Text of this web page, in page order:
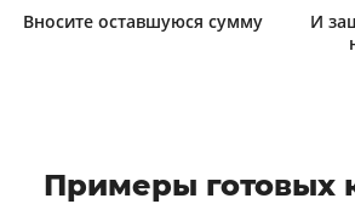
Вносите оставшуюся сумму
И
Примеры готовых